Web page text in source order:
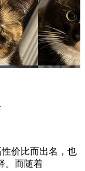
价比而出名，也
。而随着